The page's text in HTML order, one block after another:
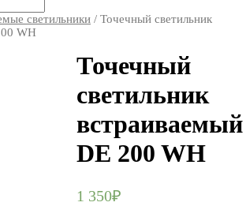
светильники / Точечный светильник
WH
Точечный
светильник
встраиваемый
DE 200 WH
1 350₽